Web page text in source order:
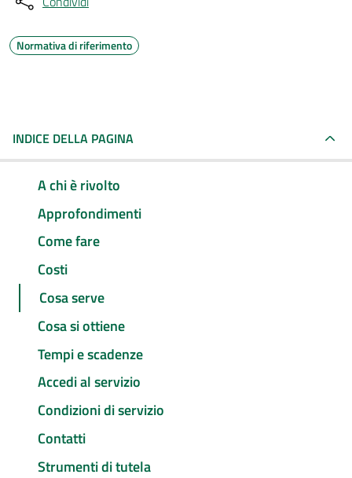
Normativa di riferimento
INDICE DELLA PAGINA
A chi è rivolto
Approfondimenti
Come fare
Costi
Cosa serve
Cosa si ottiene
Tempi e scadenze
Accedi al servizio
Condizioni di servizio
Contatti
Strumenti di tutela